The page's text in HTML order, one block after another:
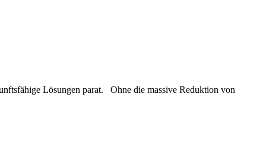
Lösungen parat. Ohne die massive Reduktion von